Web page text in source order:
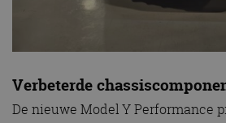
Verbeterde
De nieuwe Model Y Performance